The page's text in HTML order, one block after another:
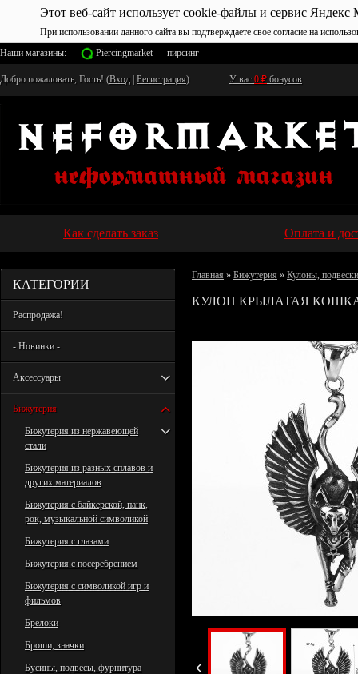
Этот веб-сайт использует cookie-файлы и сервис Яндекс
При использовании данного сайта вы подтверждаете свое согласие на
Наши магазины:
Piercingmarket — пирсинг
Добро пожаловать, Гость! (Вход Регистрация) У вас 0 ₽ бонусов
Как сделать заказ Оплата и
КАТЕГОРИИ
Распродажа!
- Новинки -
Аксессуары
Бижутерия
Бижутерия из нержавеющей
стали
Бижутерия из разных сплавов и
других материалов
Бижутерия с байкерской, панк,
рок, музыкальной символикой
Бижутерия с глазами
Бижутерия с посеребрением
Бижутерия с символикой игр и
фильмов
Брелоки
Броши, значки
Бусины, подвесы, фурнитура
Главная » Бижутерия » Кулоны, подвески
КУЛОН КРЫЛАТАЯ КОШКА